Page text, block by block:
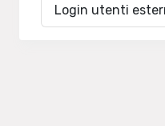
Login utenti